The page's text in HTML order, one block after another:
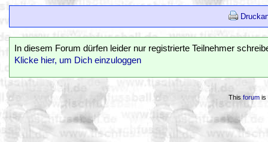
In diesem Forum dürfen leider nur registrierte Teilnehmer
Klicke hier, um Dich einzuloggen
This forumis